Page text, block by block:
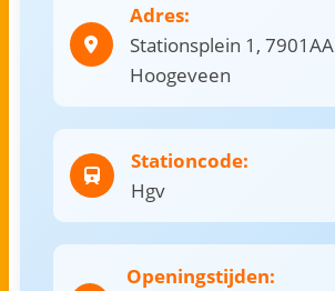
Adres:
Stationsplein 1, 7901AA
Hoogeveen
Stationcode:
Hgv
Openingstijden: